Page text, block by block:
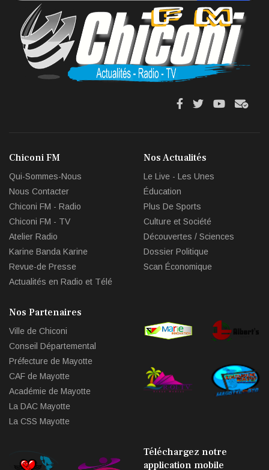
fa
fa
fab
fas
Chiconi FM
Qui-Sommes-Nous
Nous Contacter
Chiconi FM - Radio
Chiconi FM - TV
Atelier Radio
Karine Banda Karine
Revue-de Presse
Actualités en Radio et Télé
Nos Actualités
Le Live - Les Unes
Éducation
Plus De Sports
Culture et Société
Découvertes / Sciences
Dossier Politique
Scan Économique
Nos Partenaires
Ville de Chiconi
Conseil Départemental
Préfecture de Mayotte
CAF de Mayotte
Académie de Mayotte
La DAC Mayotte
La CSS Mayotte
Téléchargez notre
application mobile